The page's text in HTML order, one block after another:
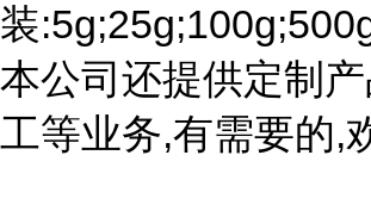
装
本公司还提供定制
工等业务,有需要的,